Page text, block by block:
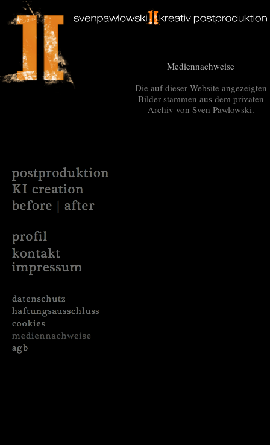
Mediennachweise
Die auf dieser Website angezeigten
Bilder stammen aus dem privaten
Archiv von Sven Pawlowski.